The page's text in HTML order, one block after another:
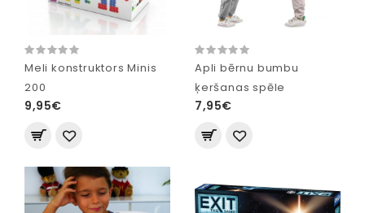
Meli konstruktors Minis
200
9,95€
Apli bērnu bumbu
ķeršanas spēle
7,95€